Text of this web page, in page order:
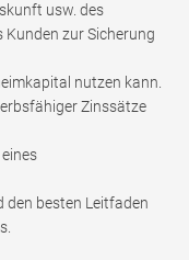
usw. des
Kunden zur Sicherung
nutzen kann.
Zinssätze
den besten Leitfaden